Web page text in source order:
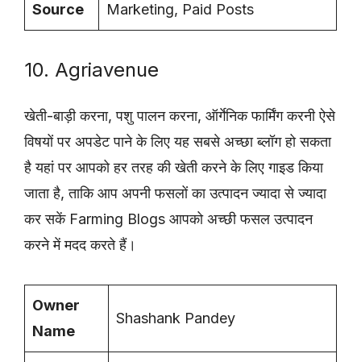
Source
Marketing, Paid Posts
10. Agriavenue
खेती-बाड़ी करना, पशु पालन करना, ऑर्गेनिक फार्मिंग करनी ऐसे
विषयों पर अपडेट पाने के लिए यह सबसे अच्छा ब्लॉग हो सकता
है यहां पर आपको हर तरह की खेती करने के लिए गाइड किया
जाता है, ताकि आप अपनी फसलों का उत्पादन ज्यादा से ज्यादा
कर सकें Farming Blogs आपको अच्छी फसल उत्पादन
करने में मदद करते हैं।
Owner
Name
Shashank Pandey